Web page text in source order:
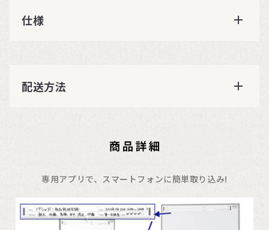
仕様
配送方法
専用アプリで、スマートフォンに簡単取り込み!